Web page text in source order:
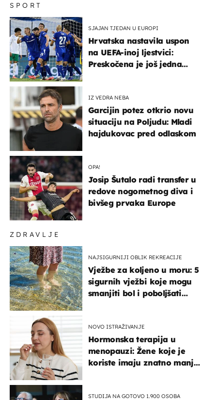
ZDRAVLJE
NAJSIGURNIJI OBLIK REKREACIJE
Vježbe za koljeno u moru: 5
sigurnih vježbi koje mogu
smanjiti bol i poboljšati
NOVO ISTRAŽIVANJE
Hormonska terapija u
menopauzi: Žene koje je
koriste imaju znatno manji
STUDIJA NA GOTOVO 1.900 OSOBA
SPORT
SJAJAN TJEDAN U EUROPI
Hrvatska nastavila uspon
na UEFA-inoj ljestvici:
Preskočena je još jedna
IZ VEDRA NEBA
Garcijin potez otkrio novu
situaciju na Poljudu: Mladi
hajdukovac pred odlaskom
OPA!
Josip Šutalo radi transfer u
redove nogometnog diva i
bivšeg prvaka Europe